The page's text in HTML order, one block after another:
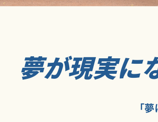
夢が現実に
「